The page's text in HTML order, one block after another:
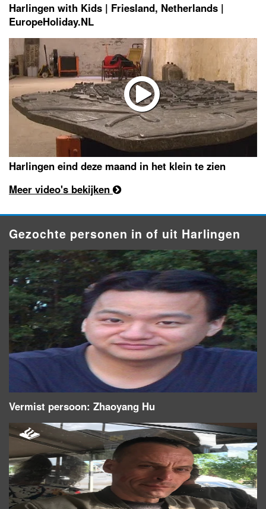
Harlingen with Kids | Friesland, Netherlands |
EuropeHoliday.NL
Harlingen eind deze maand in het klein te zien
Meer video's bekijken
Gezochte personen in of uit Harlingen
Vermist persoon: Zhaoyang Hu